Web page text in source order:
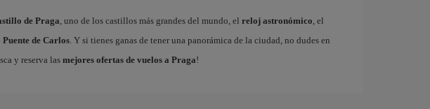
de Praga, uno de los castillos más grandes del mundo, el reloj astronómico, el
Puente de Carlos. Y si tienes ganas de tener una panorámica de la ciudad, no dudes en
y reserva lasmejores ofertas de vuelos a Praga!